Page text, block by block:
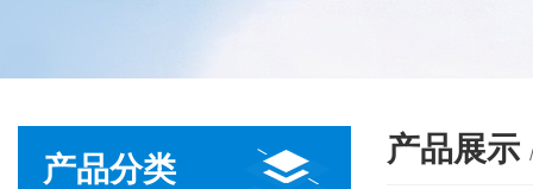
产品分类
产品展示